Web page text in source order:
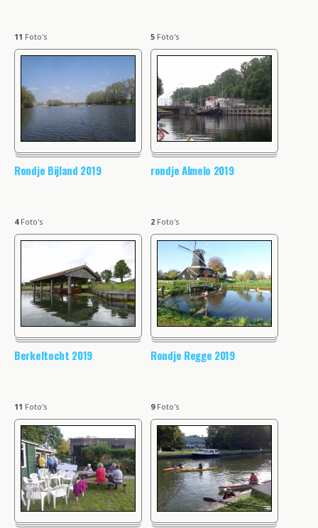
11 Foto's 5 Foto's
Rondje Bijland 2019
4Foto's
rondje Almelo 2019
2 Foto's
Berkeltocht 2019
11 Foto's
Rondje Regge 2019
9Foto's